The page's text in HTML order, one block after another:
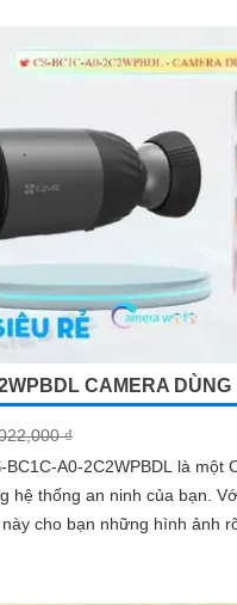
CAMERA DÙNG
₫
A0-2C2WPBDL là một
an ninh của bạn. Với độ phân
cho bạn những hình ảnh